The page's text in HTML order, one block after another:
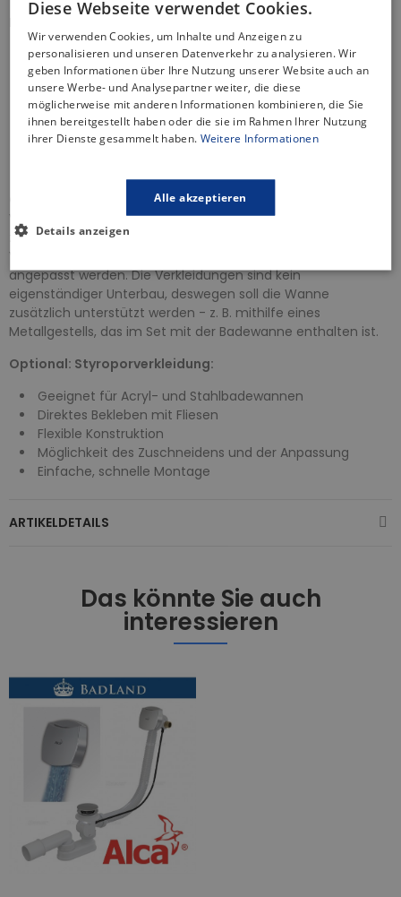
Automatsicher Siphon
Steuerknopf - aus Metall, verchromt
Hoher Wasserdurchfluss 52 L / min
Widerstand des Siphons gegen den Druck von -588Pa
Er besitzt eine Wärmezertifikat von 95 Grad Celsius
Ablaufsieb aus Edelstahl
Optional: Acrylschürze- dank der speziellen Konstruktion,
Verwendung von Materialien von der Spitzenqualität und
zusätzlicher Verstärkung mit einem Netz können die
Verkleidungen aus Acryl ganz einfach an jede Badewanne
angepasst werden. Die Verkleidungen sind kein
eigenständiger Unterbau, deswegen soll die Wanne
zusätzlich unterstützt werden - z. B. mithilfe eines
Metallgestells, das im Set mit der Badewanne enthalten ist.
Optional: Styroporverkleidung:
Geeignet für Acryl- und Stahlbadewannen
Direktes Bekleben mit Fliesen
Flexible Konstruktion
Möglichkeit des Zuschneidens und der Anpassung
Einfache, schnelle Montage
ARTIKELDETAILS
Das könnte Sie auch
interessieren
Diese Webseite verwendet Cookies.
Wir verwenden Cookies, um Inhalte und Anzeigen zu
personalisieren und unseren Datenverkehr zu analysieren. Wir
geben Informationen über Ihre Nutzung unserer Website auch an
unsere Werbe- und Analysepartner weiter, die diese
möglicherweise mit anderen Informationen kombinieren, die Sie
ihnen bereitgestellt haben oder die sie im Rahmen Ihrer Nutzung
ihrer Dienste gesammelt haben. Weitere Informationen
Alle akzeptieren
Details anzeigen